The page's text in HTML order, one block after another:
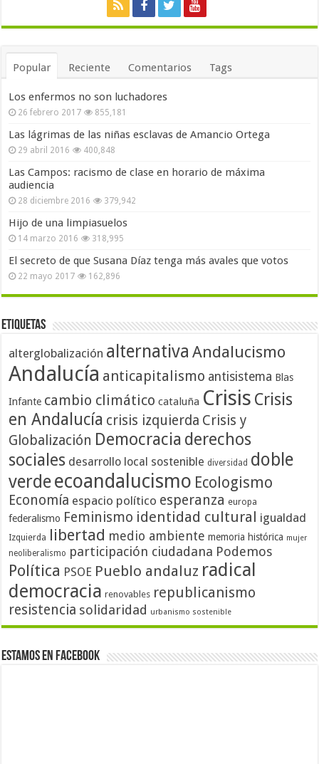
Popular Reciente Comentarios Tags
Los enfermos no son luchadores
26 febrero 2017 855,181
Las lágrimas de las niñas esclavas de Amancio Ortega
29 abril 2016 400,848
Las Campos: racismo de clase en horario de máxima
audiencia
28 diciembre 2016 379,942
Hijo de una limpiasuelos
14 marzo 2016 318,995
El secreto de que Susana Díaz tenga más avales que votos
22 mayo 2017 162,896
Etiquetas
alterglobalización alternativa Andalucismo
Andalucía anticapitalismo antisistema Blas
Infante cambio climático cataluña Crisis Crisis
en Andalucía crisis izquierda Crisis y
Globalización Democracia derechos
sociales desarrollo local sostenible diversidad doble
verdeecoandalucismo Ecologismo
Economía espacio político esperanza europa
federalismo Feminismo identidad cultural igualdad
Izquierda libertad medio ambiente memoria histórica mujer
neoliberalismo participación ciudadana Podemos
Política PSOE Pueblo andaluz radical
democracia renovables republicanismo
resistencia solidaridad urbanismo sostenible
Estamos en Facebook